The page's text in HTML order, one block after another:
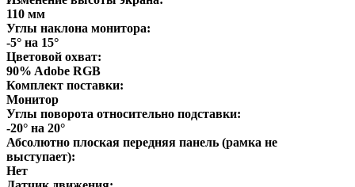
110 мм
Углы наклона монитора:
-5° на 15°
Цветовой охват:
90% Adobe RGB
Комплект поставки:
Монитор
Углы поворота относительно подставки:
-20° на 20°
Абсолютно плоская передняя панель (рамка не
выступает):
Нет